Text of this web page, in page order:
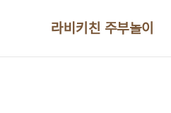
라비키친 주부놀이